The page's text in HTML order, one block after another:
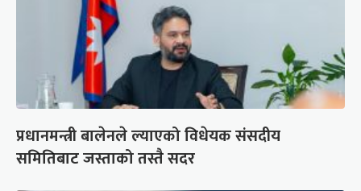
प्रधानमन्त्री बालेनले ल्याएको विधेयक संसदीय
समितिबाट जस्ताको तस्तै सदर